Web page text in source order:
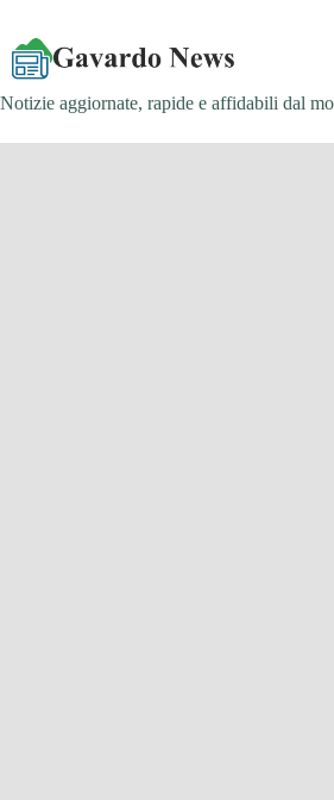
contenuto
Notizie aggiornate, rapide e affidabili dal